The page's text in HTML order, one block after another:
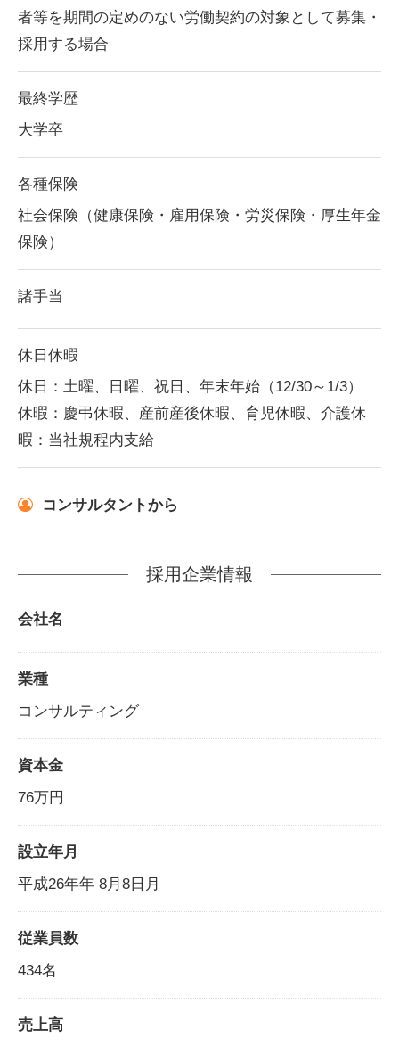
者等を期間の定めのない労働契約の対象として募集・
採用する場合
最終学歴
大学卒
各種保険
社会保険（健康保険・雇用保険・労災保険・厚生年金
保険）
諸手当
休日休暇
休日：土曜、日曜、祝日、年末年始（12/30～1/3）
休暇：慶弔休暇、産前産後休暇、育児休暇、介護休
暇：当社規程内支給
コンサルタントから
採用企業情報
会社名
業種
コンサルティング
資本金
76万円
設立年月
平成26年年 8月8日月
従業員数
434名
売上高